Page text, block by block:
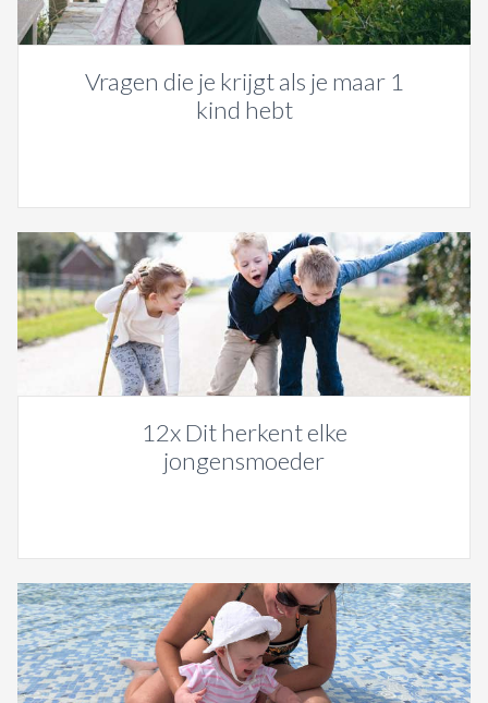
Vragen die je krijgt als je maar 1
kind hebt
12x Dit herkent elke
jongensmoeder